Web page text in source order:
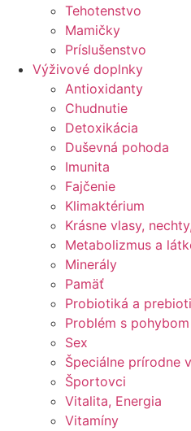
Tehotenstvo
Mamičky
Príslušenstvo
Výživové doplnky
Antioxidanty
Chudnutie
Detoxikácia
Duševná pohoda
Imunita
Fajčenie
Klimaktérium
Krásne vlasy,
Metabolizmus a
Minerály
Pamäť
Probiotiká a
Problém s pohybom
Sex
Špeciálne prírodne
Športovci
Vitalita, Energia
Vitamíny